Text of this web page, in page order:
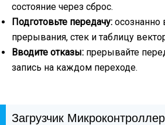
состояние через сброс.
Подготовьте передачу: осознанно
прерывания, стек и таблицу
Вводите отказы: прерывайте
запись на каждом переходе.
Загрузчик